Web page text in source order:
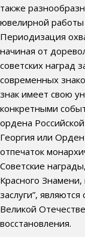
также
ювелирной работы
Периодизация
начиная от
советских наград
современных
знак имеет свою
конкретными
ордена
Георгия или
отпечаток
Советские
Красного Знамени,
заслуги”,
Великой
восстановления.